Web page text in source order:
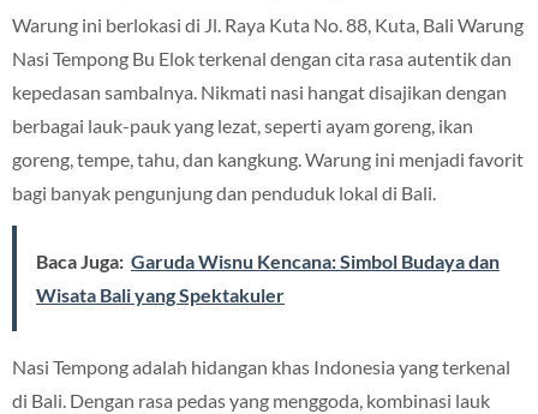
Warung ini berlokasi di Jl. Raya Kuta No. 88, Kuta, Bali Warung
Nasi Tempong Bu Elok terkenal dengan cita rasa autentik dan
kepedasan sambalnya. Nikmati nasi hangat disajikan dengan
berbagai lauk-pauk yang lezat, seperti ayam goreng, ikan
goreng, tempe, tahu, dan kangkung. Warung ini menjadi favorit
bagi banyak pengunjung dan penduduk lokal di Bali.
Baca Juga: Garuda Wisnu Kencana: Simbol Budaya dan
Wisata Bali yang Spektakuler
Nasi Tempong adalah hidangan khas Indonesia yang terkenal
di Bali. Dengan rasa pedas yang menggoda, kombinasi lauk